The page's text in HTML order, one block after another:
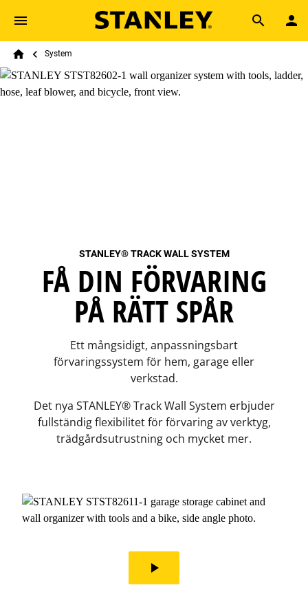
Skip to main content
Search
Breadcrumb
System
STANLEY® TRACK WALL SYSTEM
FÅ DIN FÖRVARING
PÅ RÄTT SPÅR
Ett mångsidigt, anpassningsbart
förvaringssystem för hem, garage eller
verkstad.
Det nya STANLEY® Track Wall System erbjuder
fullständig flexibilitet för förvaring av verktyg,
trädgårdsutrustning och mycket mer.
play_arrow